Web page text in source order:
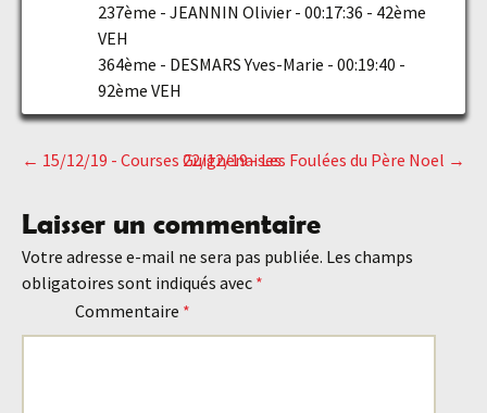
237ème - JEANNIN Olivier - 00:17:36 - 42ème
VEH
364ème - DESMARS Yves-Marie - 00:19:40 -
92ème VEH
Navigation
des
articles
← 15/12/19 - Courses Guignenaises22/12/19 - Les Foulées du Père Noel →
Laisser un commentaire
Votre adresse e-mail ne sera pas publiée. Les champs
obligatoires sont indiqués avec *
Commentaire *